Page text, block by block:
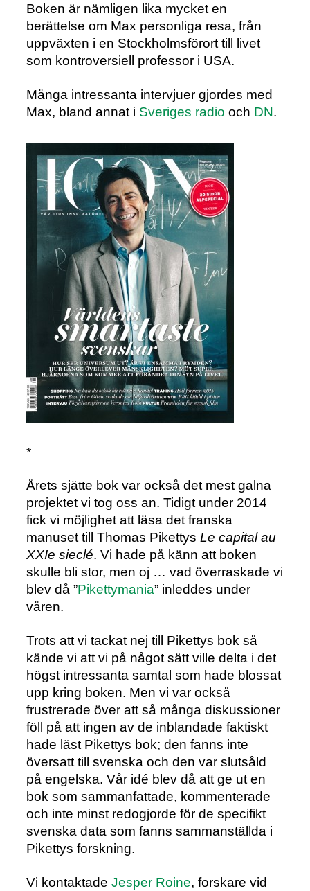
Boken är nämligen lika mycket en
berättelse om Max personliga resa, från
uppväxten i en Stockholmsförort till livet
som kontroversiell professor i USA.
Många intressanta intervjuer gjordes med
Max, bland annat i Sveriges radio och DN.
*
Årets sjätte bok var också det mest galna
projektet vi tog oss an. Tidigt under 2014
fick vi möjlighet att läsa det franska
manuset till Thomas Pikettys Le capital au
XXIe sieclé. Vi hade på känn att boken
skulle bli stor, men oj … vad överraskade vi
blev då ”Pikettymania” inleddes under
våren.
Trots att vi tackat nej till Pikettys bok så
kände vi att vi på något sätt ville delta i det
högst intressanta samtal som hade blossat
upp kring boken. Men vi var också
frustrerade över att så många diskussioner
föll på att ingen av de inblandade faktiskt
hade läst Pikettys bok; den fanns inte
översatt till svenska och den var slutsåld
på engelska. Vår idé blev då att ge ut en
bok som sammanfattade, kommenterade
och inte minst redogjorde för de specifikt
svenska data som fanns sammanställda i
Pikettys forskning.
Vi kontaktade Jesper Roine, forskare vid